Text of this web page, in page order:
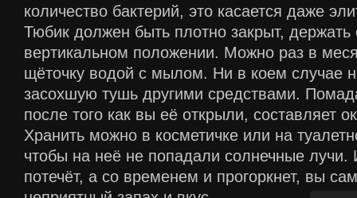
количество бактерий, это касается даже
Тюбик должен быть плотно закрыт,
вертикальном положении. Можно раз в
щёточку водой с мылом. Ни в коем случае
засохшую тушь другими средствами.
после того как вы её открыли, составляет
Хранить можно в косметичке или на
чтобы на неё не попадали солнечные лучи.
потечёт, а со временем и прогоркнет, вы